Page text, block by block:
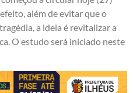
além de evitar que o
a ideia é revitalizar a
O estudo será iniciado neste